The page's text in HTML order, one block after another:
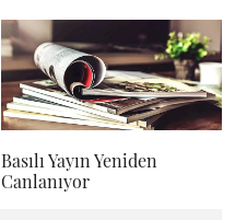
Basılı Yayın Yeniden
Canlanıyor